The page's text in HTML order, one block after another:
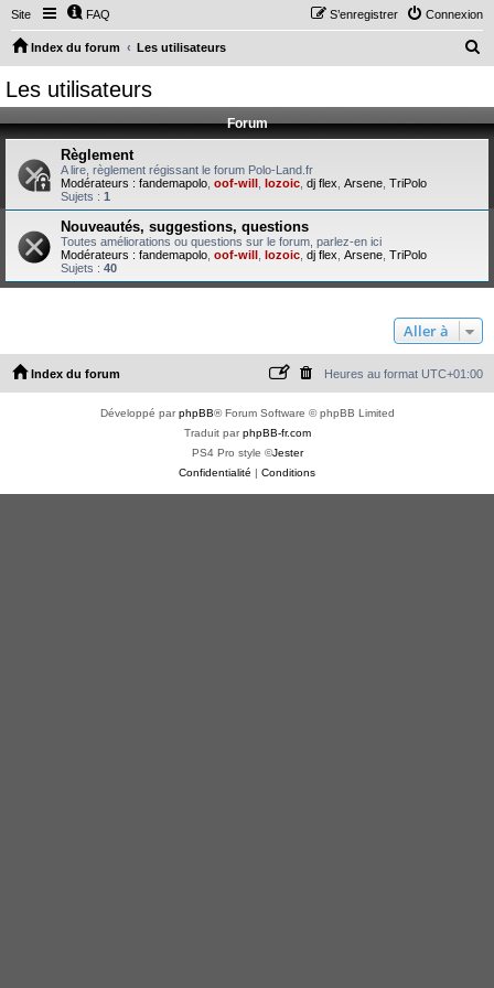
Site FAQ Connexion
S’enregistrer
Index du forum Les utilisateurs
h
r
Les utilisateurs
Forum
Règlement
A lire, règlement régissant le forum Polo-Land.fr
Modérateurs : fandemapolo oof-will lozoic dj flex Arsene TriPolo
Sujets : 1
Nouveautés, suggestions, questions
Toutes améliorations ou questions sur le forum, parlez-en ici
Modérateurs : fandemapolo oof-will lozoic dj flex Arsene TriPolo
Sujets : 40
Aller à
Index du forum Heures au format UTC+01:00
Développé parphpBB® Forum Software © phpBB Limited
Traduit parphpBB-fr.com
PS4 Pro style ©Jester
Confidentialité | Conditions